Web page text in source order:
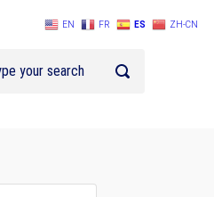
EN FR ES ZH-CN